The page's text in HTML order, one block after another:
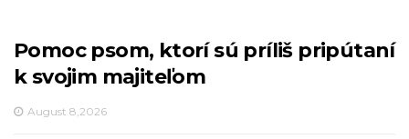
Pomoc psom, ktorí sú príliš pripútaní
k svojim majiteľom
August 8,2026